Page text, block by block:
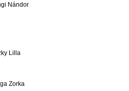
Nándor
Lilla
Zorka